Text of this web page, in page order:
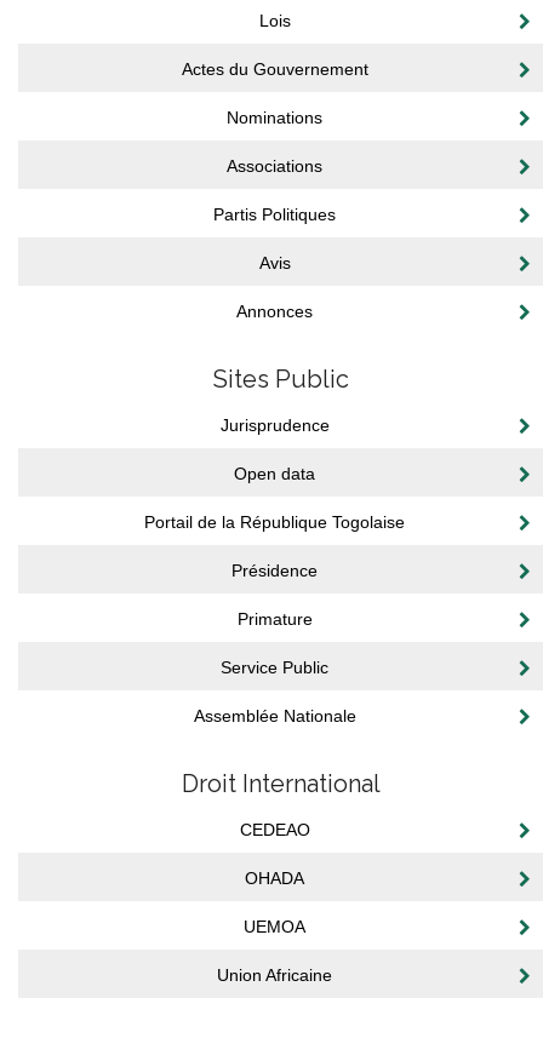
Lois
Actes du Gouvernement
Nominations
Associations
Partis Politiques
Avis
Annonces
Sites Public
Jurisprudence
Open data
Portail de la République Togolaise
Présidence
Primature
Service Public
Assemblée Nationale
Droit International
CEDEAO
OHADA
UEMOA
Union Africaine